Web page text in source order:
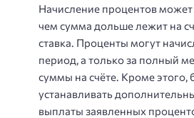
Начисление процентов
чем сумма дольше лежит на
ставка. Проценты могут
период, а только за полный
суммы на счёте. Кроме этого,
устанавливать
выплаты заявленных